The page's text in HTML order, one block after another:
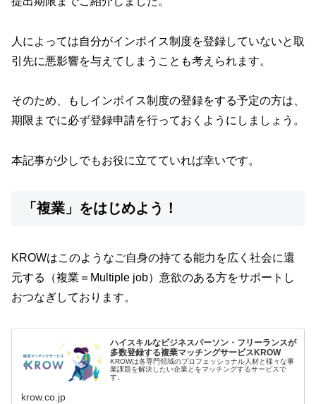
人によっては自分がインボイス制度を登録していないと取
引先に悪影響を与えてしまうことも考えられます。
そのため、もしインボイス制度の登録をする予定の方は、
期限までに必ず登録申請を行っておくようにしましょう。
本記事が少しでもお役に立てていれば幸いです。
「複業」をはじめよう！
KROWはこのようなご自身の持てる能力を広く社会に還
元する（複業＝Multiple job）意欲のある方をサポートし
おつなぎしております。
ハイスキルなビジネスパーソン・フリーランスが
多数登録する複業マッチングサービスKROW
KROWは各専門領域のプロフェッショナル人材と様々な事
業課題を解決したい企業とをマッチングするサービスで
す。
krow.co.jp